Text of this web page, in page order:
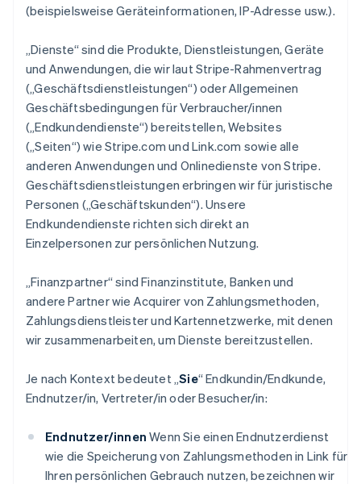
(beispielsweise Geräteinformationen, IP-Adresse usw.).
„Dienste“ sind die Produkte, Dienstleistungen, Geräte
und Anwendungen, die wir laut Stripe-Rahmenvertrag
(„Geschäftsdienstleistungen“) oder Allgemeinen
Geschäftsbedingungen für Verbraucher/innen
(„Endkundendienste“) bereitstellen, Websites
(„Seiten“) wie Stripe.com und Link.com sowie alle
anderen Anwendungen und Onlinedienste von Stripe.
Geschäftsdienstleistungen erbringen wir für juristische
Personen („Geschäftskunden“). Unsere
Endkundendienste richten sich direkt an
Einzelpersonen zur persönlichen Nutzung.
„Finanzpartner“ sind Finanzinstitute, Banken und
andere Partner wie Acquirer von Zahlungsmethoden,
Zahlungsdienstleister und Kartennetzwerke, mit denen
wir zusammenarbeiten, um Dienste bereitzustellen.
Je nach Kontext bedeutet „Sie“ Endkundin/Endkunde,
Endnutzer/in, Vertreter/in oder Besucher/in:
Endnutzer/innen Wenn Sie einen Endnutzerdienst
wie die Speicherung von Zahlungsmethoden in Link für
Ihren persönlichen Gebrauch nutzen, bezeichnen wir